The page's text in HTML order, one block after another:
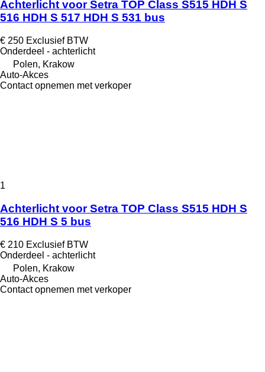
Achterlicht voor Setra TOP Class S515 HDH S
516 HDH S 517 HDH S 531 bus
€ 250 Exclusief BTW
Onderdeel - achterlicht
Polen, Krakow
Auto-Akces
Contact opnemen met verkoper
1
Achterlicht voor Setra TOP Class S515 HDH S
516 HDH S 5 bus
€ 210 Exclusief BTW
Onderdeel - achterlicht
Polen, Krakow
Auto-Akces
Contact opnemen met verkoper